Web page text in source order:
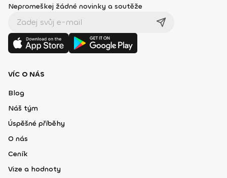
Nepromeškej žádné novinky a soutěže
VÍC O NÁS
Blog
Náš tým
Úspěšné příběhy
O nás
Ceník
Vize a hodnoty